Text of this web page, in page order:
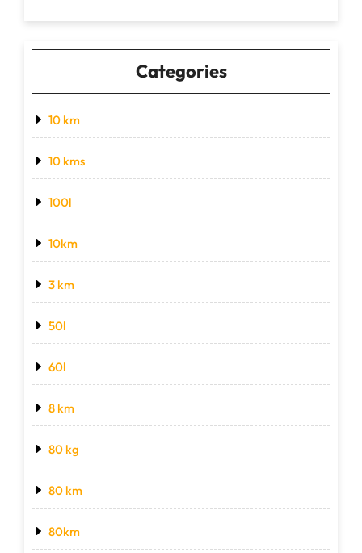
Categories
10 km
10 kms
100l
10km
3 km
50l
60l
8 km
80 kg
80 km
80km